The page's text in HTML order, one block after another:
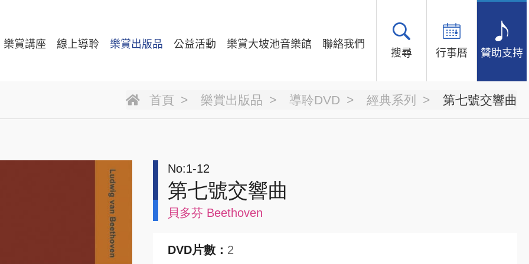
樂賞講座 線上導聆 樂賞出版品 公益活動 樂賞大坡池音樂館 聯絡我們
搜尋 行事曆 贊助支持
首頁 樂賞出版品 導聆DVD 經典系列 第七號交響曲
No:1-12
第七號交響曲
貝多芬 Beethoven
DVD片數： 2